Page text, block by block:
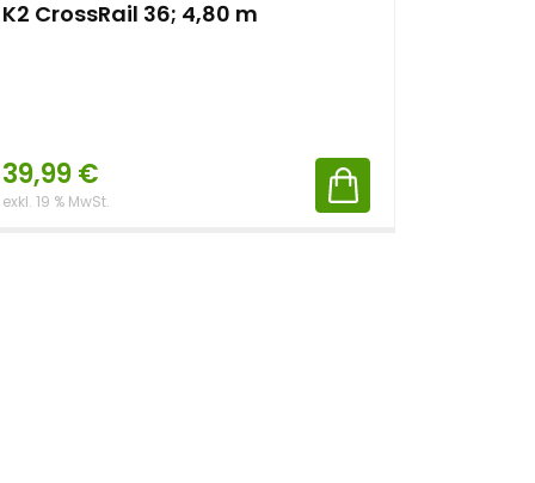
K2 CrossRail 36; 4,80 m
39,99€
exkl. 19 % MwSt.